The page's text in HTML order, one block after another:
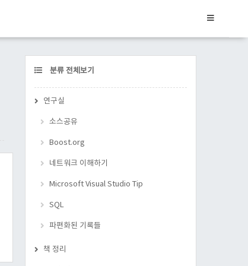
CATEGORY
분류 전체보기
연구실
소스공유
Boost.org
네트워크 이해하기
Microsoft Visual Studio Tip
SQL
파편화된 기록들
책 정리